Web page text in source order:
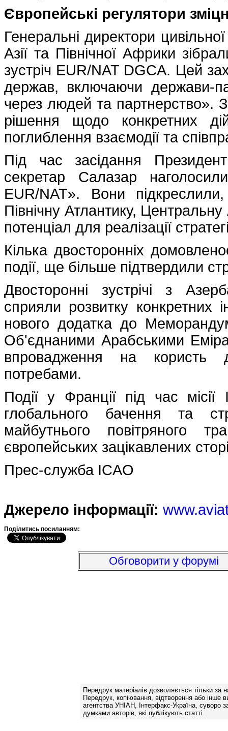
Європейські регулятори
Генеральні директори
Азії та Північної Африки
зустріч EUR/NAT DGCA. Цей
держав, включаючи держави-
через людей та партнерство».
рішення щодо конкретних
поглиблення взаємодії та
Під час засідання
секретар Салазар
EUR/NAT». Вони
Північну Атлантику,
потенціал для реалізації
Кілька двосторонніх
події, ще більше підтвердили
Двосторонні зустрічі з
сприяли розвитку конкретних
нового додатка до
Об'єднаними Арабськими
впровадження на користь
потребами.
Події у Франції під час
глобального бачення та
майбутнього повітряного
європейських зацікавлених
Прес-служба ICAO
Джерело інформації:
Подiлитись посиланням:
Обговорити у форумі
Передрук матеріалів дозволяється тільки за
Передрук, копіювання, відтворення або інше
агентства УНІАН, Інтерфакс-Україна, суворо
думками авторів, які публікують статті.